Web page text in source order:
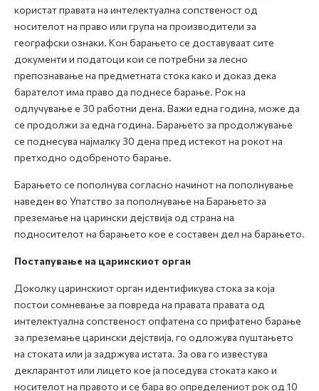
користат правата на интелектуална сопственост од
носителот на право или група на производители за
географски ознаки. Кон барањето се доставуваат сите
документи и податоци кои се потребни за лесно
препознавање на предметната стока како и доказ дека
барателот има право да поднесе барање. Рок на
одлучување е 30 работни дена. Важи една година, може да
се продолжи за една година. Барањето за продолжување
се поднесува најмалку 30 дена пред истекот на рокот на
претходно одобреното барање.
Барањето се пополнува согласно начинот на пополнување
наведен во Упатство за пополнување на Барањето за
преземање на царински дејствија од страна на
подносителот на барањето кое е составен дел на барањето.
Постапување на царинскиот орган
Доколку царинскиот орган идентификува стока за која
постои сомневање за повреда на правата правата од
интелектуална сопственост опфатена со прифатено барање
за преземање царински дејствија, го одложува пуштањето
на стоката или ја задржува истата. За ова го известува
декларантот или лицето кое ја поседува стоката како и
носителот на правото и се бара во определeниот рок од 10